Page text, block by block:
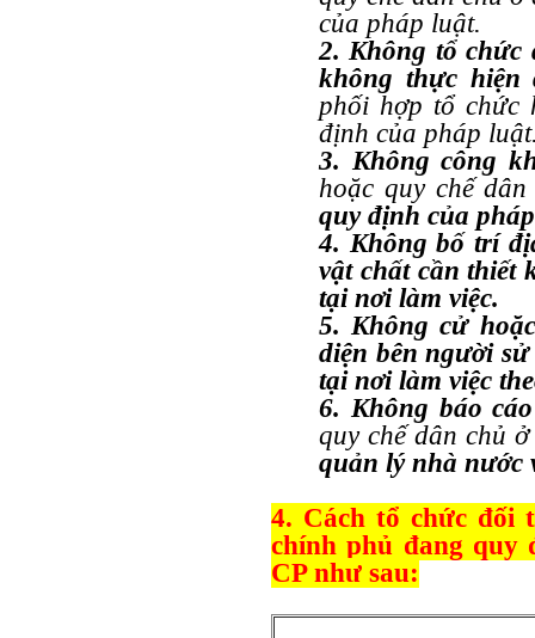
của pháp luật.
2. Không tổ chức
không thực hiện
phối hợp tổ chức
định của pháp
3. Không công
hoặc quy chế
quy định của
4. Không bố trí
vật chất cần thiết
tại nơi làm việc.
5. Không cử
diện bên người
tại nơi làm việc
6. Không báo
quy chế dân chủ
quản lý nhà nước
4. Cách tổ chức đối
chính phủ đang quy
CP như sau: